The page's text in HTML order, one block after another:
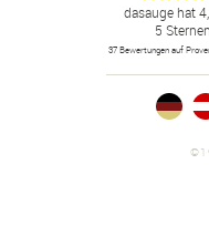
und
Anonym
dasaugehat
5 Sternen
37 Bewertungen auf